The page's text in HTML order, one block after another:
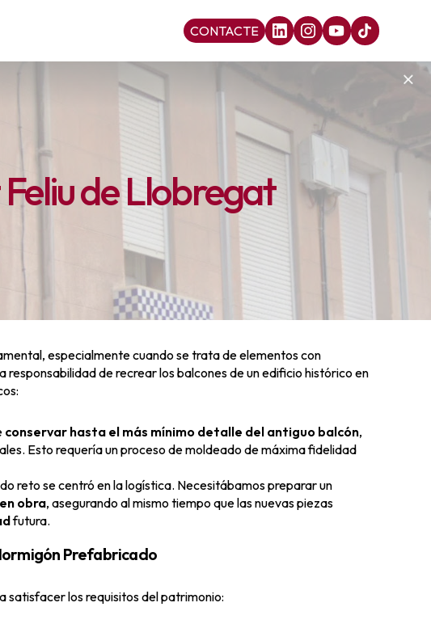
CONTACTE
de Llobregat
especialmente cuando se trata de elementos con
de recrear los balcones de un edificio histórico en
conservar hasta el más mínimo detalle del antiguo balcón,
Esto requería un proceso de moldeado de máxima fidelidad
reto se centró en la logística. Necesitábamos preparar un
obra, asegurando al mismo tiempo que las nuevas piezas
futura.
Prefabricado
satisfacer los requisitos del patrimonio: